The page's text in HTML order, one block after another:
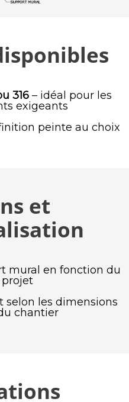
316 – idéal pour les
exigeants
peinte au choix
et
mural en fonction du
selon les dimensions
chantier